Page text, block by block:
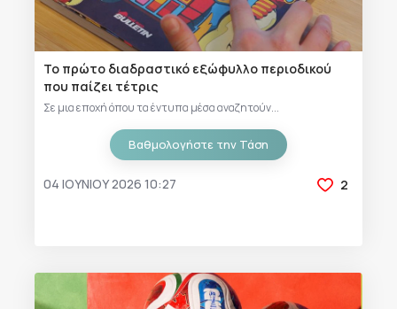
Το πρώτο διαδραστικό εξώφυλλο περιοδικού
που παίζει τέτρις
Σε μια εποχή όπου τα έντυπα μέσα αναζητούν...
Βαθμολογήστε την Τάση
04 ΙΟΥΝΊΟΥ 2026 10:27 2